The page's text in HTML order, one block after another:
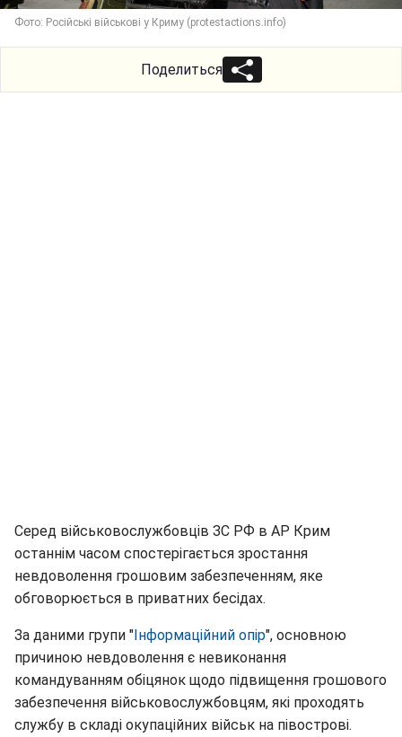
Фото: Російські військові у Криму (protestactions.info)
Поделиться
Серед військовослужбовців ЗС РФ в АР Крим
останнім часом спостерігається зростання
невдоволення грошовим забезпеченням, яке
обговорюється в приватних бесідах.
За даними групи "Інформаційний опір", основною
причиною невдоволення є невиконання
командуванням обіцянок щодо підвищення грошового
забезпечення військовослужбовцям, які проходять
службу в складі окупаційних військ на півострові.